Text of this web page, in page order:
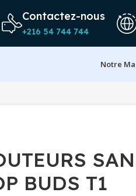
Contactez-nous
+216 54 744 744
Notre
BUDS T1